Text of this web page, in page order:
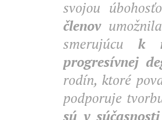
svojou
členov
smerujúcu k
progresívnej
rodín, ktoré
podporuje
sú v